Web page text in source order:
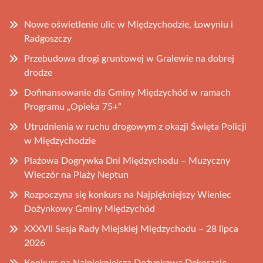
Nowe oświetlenie ulic w Międzychodzie, Łowyniu i
Radgoszczy
Przebudowa drogi gruntowej w Gralewie na dobrej
drodze
Dofinansowanie dla Gminy Międzychód w ramach
Programu „Opieka 75+”
Utrudnienia w ruchu drogowym z okazji Święta Policji
w Międzychodzie
Plażowa Dogrywka Dni Międzychodu – Muzyczny
Wieczór na Plaży Neptun
Rozpoczyna się konkurs na Najpiękniejszy Wieniec
Dożynkowy Gminy Międzychód
XXXVII Sesja Rady Miejskiej Międzychodu – 28 lipca
2026